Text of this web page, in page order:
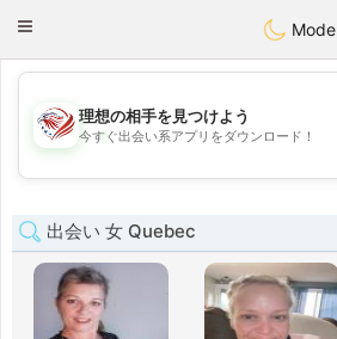
StatesDating
Toggle
Mode
💖
💕
理想の相手を見つけよう
今すぐ出会い系アプリをダウンロード！
出会い 女 Quebec